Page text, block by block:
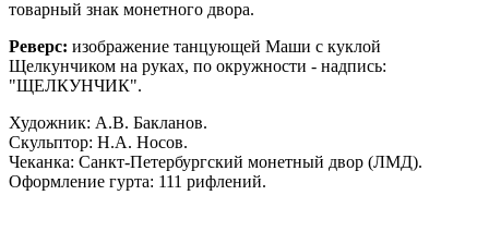
товарный знак монетного двора.
Реверс: изображение танцующей Маши с куклой
Щелкунчиком на руках, по окружности - надпись:
"ЩЕЛКУНЧИК".
Художник: А.В. Бакланов.
Скульптор: Н.А. Носов.
Чеканка: Санкт-Петербургский монетный двор (ЛМД).
Оформление гурта: 111 рифлений.